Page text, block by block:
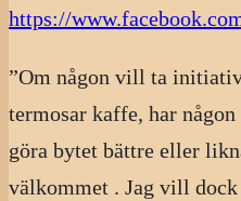
https://
”Om någon vill ta
termosar kaffe, har
göra bytet bättre eller
välkommet . Jag vill